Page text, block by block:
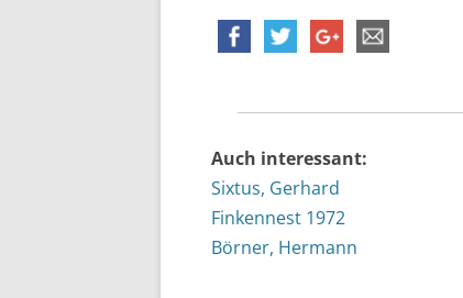
Auch interessant:
Sixtus, Gerhard
Finkennest 1972
Börner, Hermann